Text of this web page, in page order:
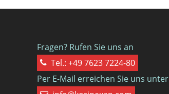
Fragen? Rufen Sie uns an
Tel.: +49 7623 7224-80
Per E-Mail erreichen Sie uns unter